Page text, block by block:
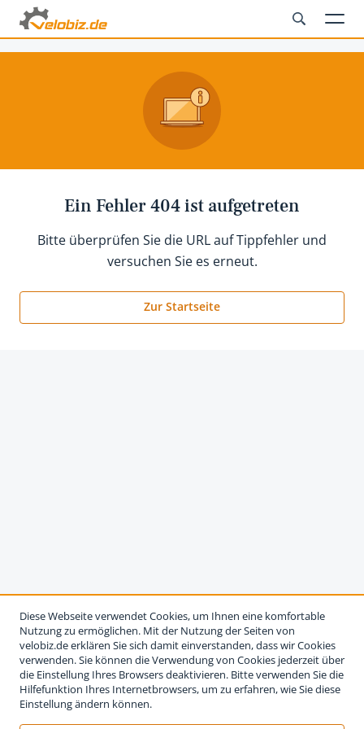
Ein Fehler 404 ist aufgetreten
Bitte überprüfen Sie die URL auf Tippfehler und
versuchen Sie es erneut.
Zur Startseite
Diese Webseite verwendet Cookies, um Ihnen eine komfortable
Nutzung zu ermöglichen. Mit der Nutzung der Seiten von
velobiz.de erklären Sie sich damit einverstanden, dass wir Cookies
verwenden. Sie können die Verwendung von Cookies jederzeit über
die Einstellung Ihres Browsers deaktivieren. Bitte verwenden Sie die
Hilfefunktion Ihres Internetbrowsers, um zu erfahren, wie Sie diese
Einstellung ändern können.